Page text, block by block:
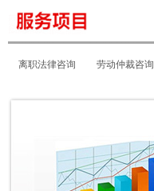
离职法律咨询 劳动仲裁咨询